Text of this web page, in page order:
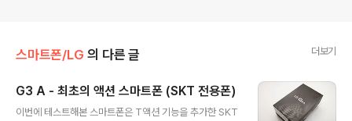
스마트폰/LG 의 다른 글 더보기
G3 A - 최초의 액션 스마트폰 (SKT 전용폰)
이번에 테스트해본 스마트폰은 T액션 기능을 추가한 SKT